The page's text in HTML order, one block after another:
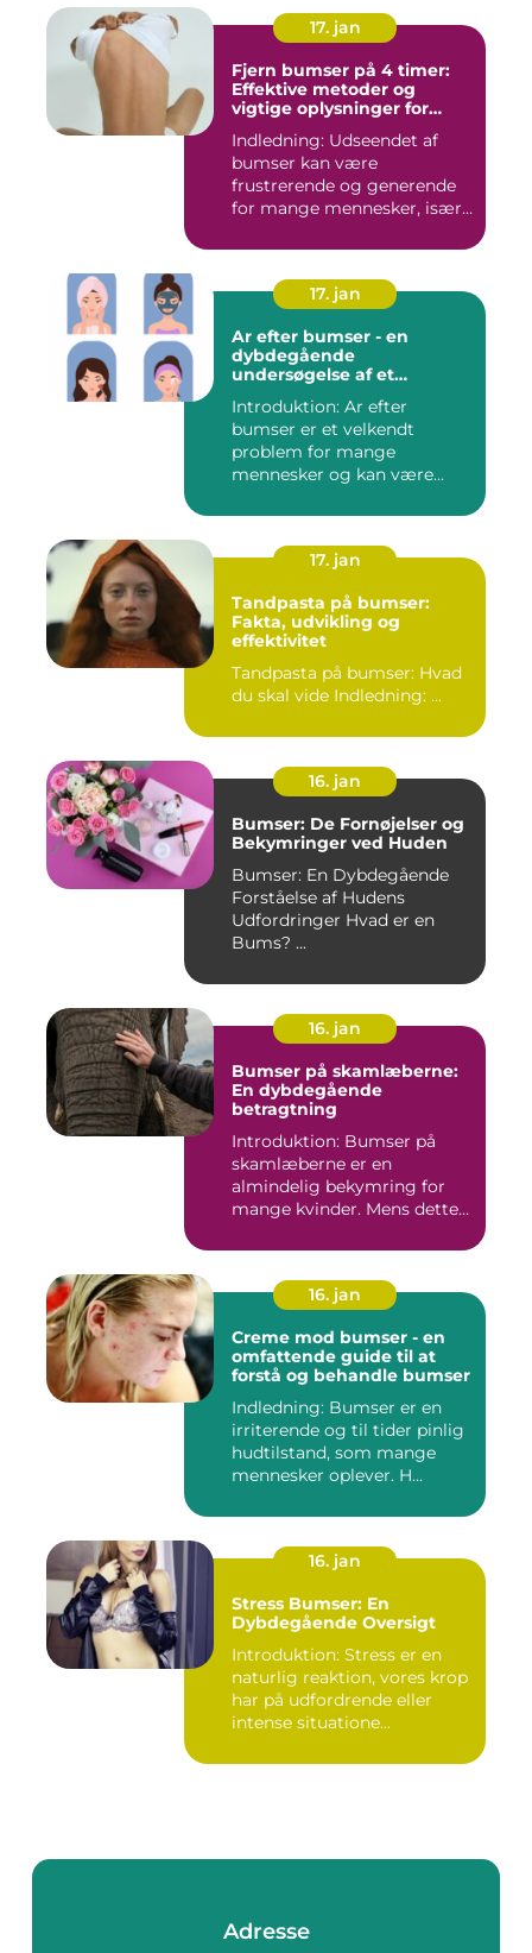
17. jan
Fjern bumser på 4 timer:
Effektive metoder og
vigtige oplysninger for
forbrugere
Indledning: Udseendet af
bumser kan være
frustrerende og generende
for mange mennesker, især
17. jan
Ar efter bumser - en
dybdegående
undersøgelse af et
skønhedsproblem
Introduktion: Ar efter
bumser er et velkendt
problem for mange
mennesker og kan være
17. jan
Tandpasta på bumser:
Fakta, udvikling og
effektivitet
Tandpasta på bumser: Hvad
du skal vide Indledning: ...
16. jan
Bumser: De Fornøjelser og
Bekymringer ved Huden
Bumser: En Dybdegående
Forståelse af Hudens
Udfordringer Hvad er en
Bums? ...
16. jan
Bumser på skamlæberne:
En dybdegående
betragtning
Introduktion: Bumser på
skamlæberne er en
almindelig bekymring for
mange kvinder. Mens dette
16. jan
Creme mod bumser - en
omfattende guide til at
forstå og behandle bumser
Indledning: Bumser er en
irriterende og til tider pinlig
hudtilstand, som mange
mennesker oplever. H...
16. jan
Stress Bumser: En
Dybdegående Oversigt
Introduktion: Stress er en
naturlig reaktion, vores krop
har på udfordrende eller
intense situatione...
Adresse